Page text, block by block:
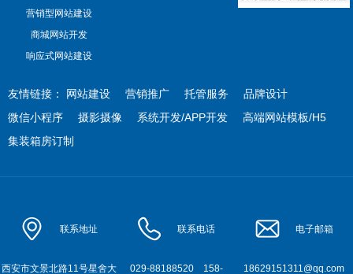
营销型网站建设
商城网站开发
响应式网站建设
友情链接： 网站建设 营销推广 托管服务
品牌设计
微信小程序
摄影摄像 系统开发/APP开发
高端网站模板/H5
集装箱房订制
联系地址
西安市文景北路11号星舍大
联系电话
029-88188520158-
电子邮箱
18629151311@qq.com